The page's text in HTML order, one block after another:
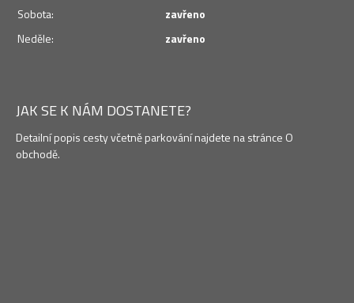
Sobota:
zavřeno
Neděle:
zavřeno
JAK SE K NÁM DOSTANETE?
Detailní popis cesty včetně parkování najdete na stránce O
obchodě.